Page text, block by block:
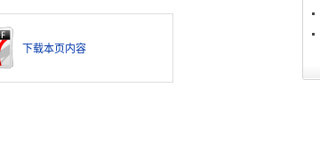
下载本页内容